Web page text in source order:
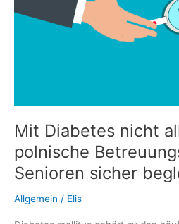
Mit Diabetes nicht
polnische
Senioren sicher
Allgemein / Elis